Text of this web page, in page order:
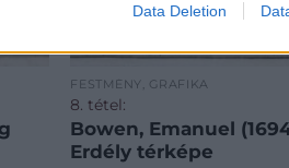
Data Deletion
FESTMÉNY, GRAFIKA
8. tétel:
Bowen, Emanuel
Erdély térképe